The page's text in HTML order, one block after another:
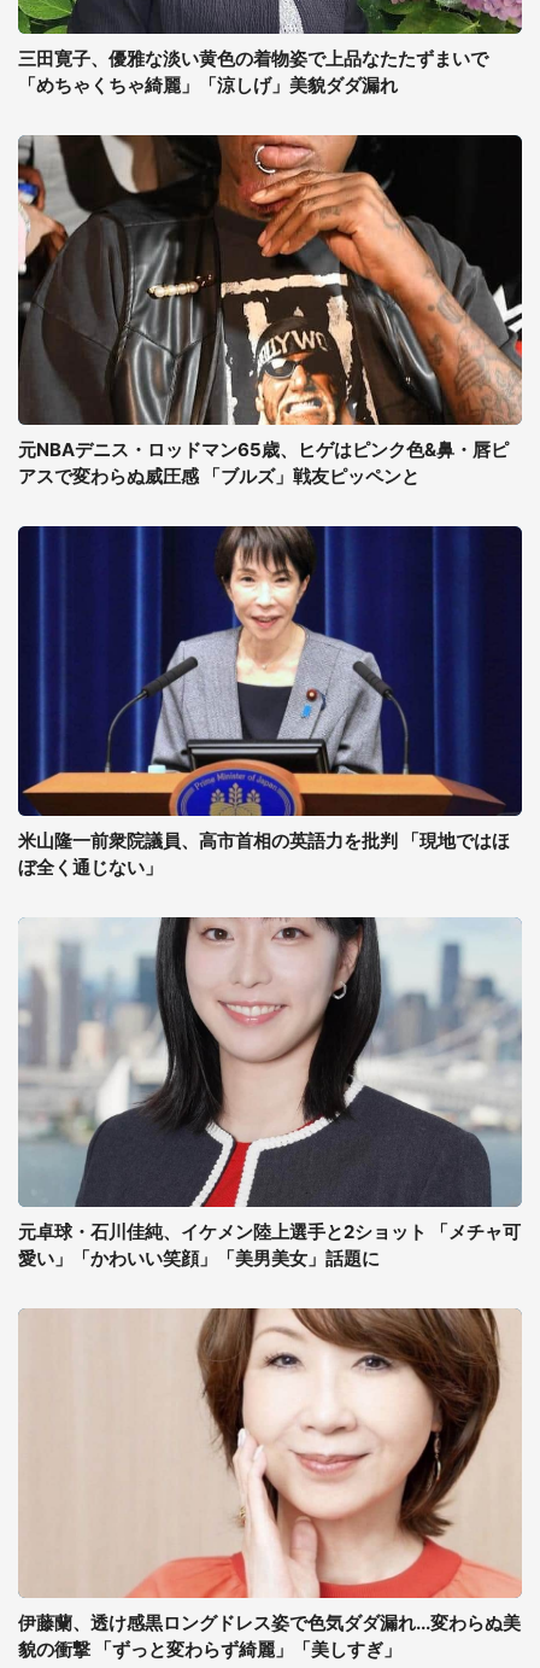
三田寛子、優雅な淡い黄色の着物姿で上品なたたずまいで
「めちゃくちゃ綺麗」「涼しげ」美貌ダダ漏れ
元NBAデニス・ロッドマン65歳、ヒゲはピンク色&鼻・唇ピ
アスで変わらぬ威圧感 「ブルズ」戦友ピッペンと
米山隆一前衆院議員、高市首相の英語力を批判 「現地ではほ
ぼ全く通じない」
元卓球・石川佳純、イケメン陸上選手と2ショット 「メチャ可
愛い」「かわいい笑顔」「美男美女」話題に
伊藤蘭、透け感黒ロングドレス姿で色気ダダ漏れ...変わらぬ美
貌の衝撃 「ずっと変わらず綺麗」「美しすぎ」